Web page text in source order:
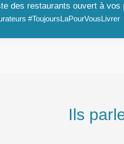
des restaurants ouvert à vos
#ToujoursLaPourVousLivrer
Ils